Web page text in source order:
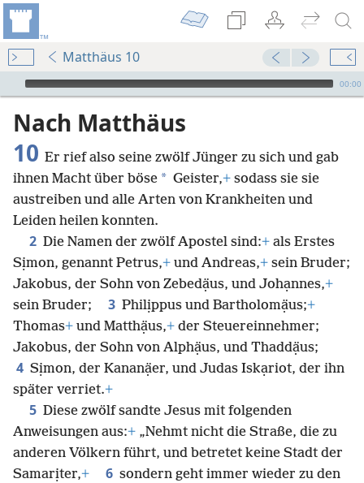
Matthäus 10
Audio Player
00:00
Nach Matthäus
10 Er rief also seine zwölf Jünger zu sich und gab
ihnen Macht über böse * Geister,+ sodass sie sie
austreiben und alle Arten von Krankheiten und
Leiden heilen konnten.
2 Die Namen der zwölf Apostel sind:+ als Erstes
Sịmon, genannt Petrus,+ und Andreas,+ sein Bruder;
Jakobus, der Sohn von Zebedạ̈us, und Johạnnes,+
sein Bruder;
3 Philịppus und Bartholomạ̈us;+
Thomas+ und Matthạ̈us,+ der Steuereinnehmer;
Jakobus, der Sohn von Alphạ̈us, und Thaddạ̈us;
4 Sịmon, der Kananạ̈er, und Judas Iskạriot, der ihn
später verriet.+
5 Diese zwölf sandte Jesus mit folgenden
Anweisungen aus:+ „Nehmt nicht die Straße, die zu
anderen Völkern führt, und betretet keine Stadt der
Samarịter,+ 6 sondern geht immer wieder zu den